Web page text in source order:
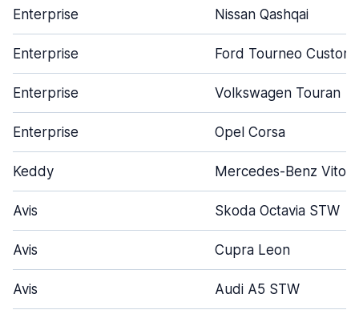
Enterprise Nissan Qashqai
Enterprise Ford Tourneo Custom
Enterprise Volkswagen Touran
Enterprise Opel Corsa
Keddy Mercedes-Benz Vito
Avis Skoda Octavia STW
Avis Cupra Leon
Avis Audi A5 STW